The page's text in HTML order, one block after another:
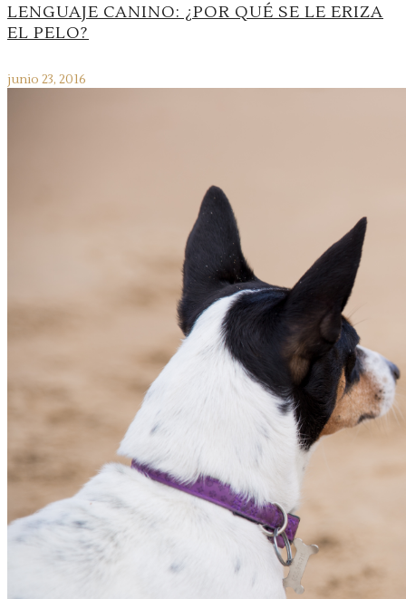
LENGUAJE CANINO: ¿POR QUÉ SE LE ERIZA
EL PELO?
junio 23, 2016